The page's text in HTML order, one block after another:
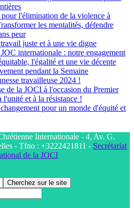
l'élimination de la violence à
les mentalités, défendre
peur
juste et à une vie digne
internationale : notre engagement
l'égalité et une vie décente
pendant la Semaine
travailleuse 2024 !
de la JOCI à l'occasion du Premier
et à la résistance !
pour un monde d'équité et
Internationale - 4, Av. G.
- Tfno : +3222421811 - Secrétariat
de la JOCI
Cherchez sur le site